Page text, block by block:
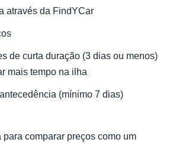
através da FindYCar
de curta duração (3 dias ou menos)
mais tempo na ilha
(mínimo 7 dias)
comparar preços como um